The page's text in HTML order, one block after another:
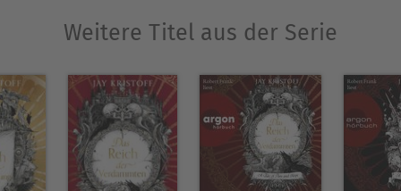
Weitere Titel aus der Serie